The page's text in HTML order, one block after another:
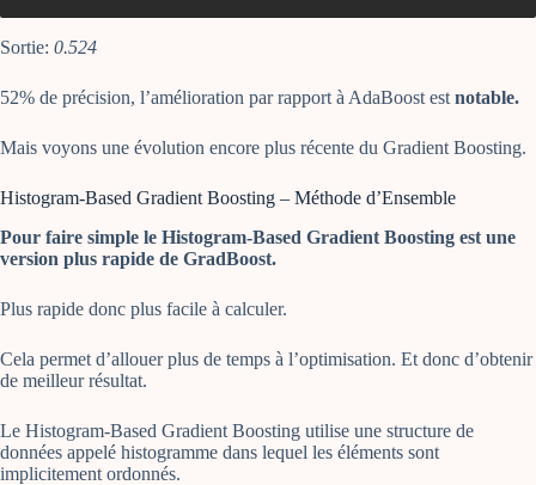
Sortie: 0.524
52% de précision, l’amélioration par rapport à AdaBoost est notable.
Mais voyons une évolution encore plus récente du Gradient Boosting.
Histogram-Based Gradient Boosting – Méthode d’Ensemble
Pour faire simple le Histogram-Based Gradient Boosting est une
version plus rapide de GradBoost.
Plus rapide donc plus facile à calculer.
Cela permet d’allouer plus de temps à l’optimisation. Et donc d’obtenir
de meilleur résultat.
Le Histogram-Based Gradient Boosting utilise une structure de
données appelé histogramme dans lequel les éléments sont
implicitement ordonnés.